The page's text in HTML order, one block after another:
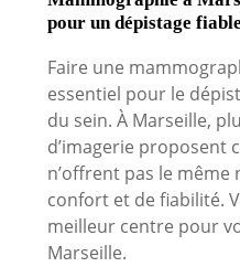
pour un dépistage
Faire une
essentiel pour le
du sein. À Marseille,
d’imagerie proposent
n’offrent pas le même
confort et de fiabilité.
meilleur centre pour
Marseille.